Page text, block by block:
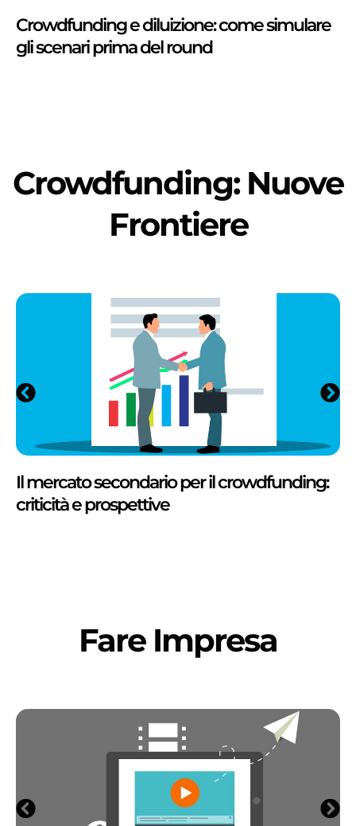
Crowdfunding e diluizione: come simulare
gli scenari prima del round
Crowdfunding: Nuove
Frontiere
Il mercato secondario per il crowdfunding:
criticità e prospettive
Fare Impresa